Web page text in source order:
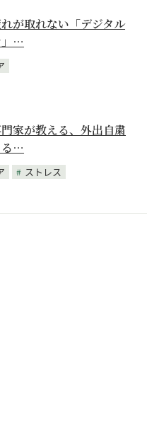
が取れない「デジタル
」…
家が教える、外出自粛
る…
ストレス